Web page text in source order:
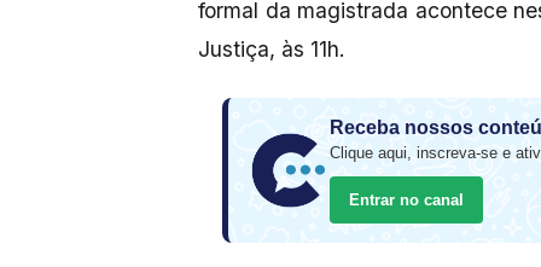
formal da magistrada acontece
Justiça, às 11h.
Receba nossos
Clique aqui, inscreva-se e
Entrar no canal